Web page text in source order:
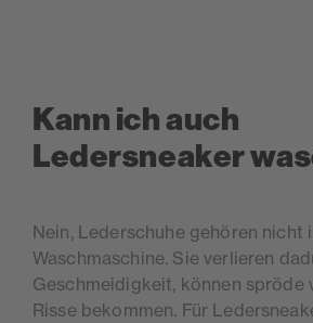
Kann ich auch
Ledersneaker
Nein, Lederschuhe gehören nicht
Waschmaschine. Sie verlieren
Geschmeidigkeit, können spröde
Risse bekommen. Für